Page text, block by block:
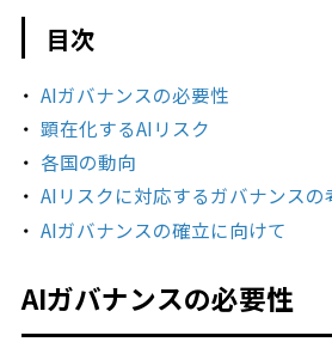
目次
AIガバナンスの必要性
顕在化するAIリスク
各国の動向
AIリスクに対応するガバナンスの
AIガバナンスの確立に向けて
AIガバナンスの必要性